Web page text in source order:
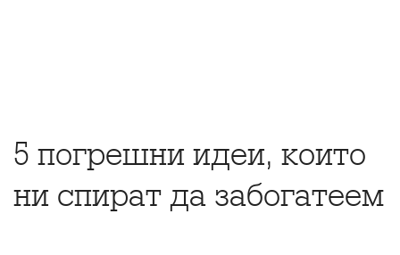
5 погрешни идеи, които
ни спират да забогатеем